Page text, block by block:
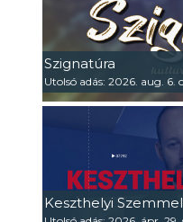
Szignatúra
Utolsó adás: 2026. aug. 6.
Keszthelyi Szemmel